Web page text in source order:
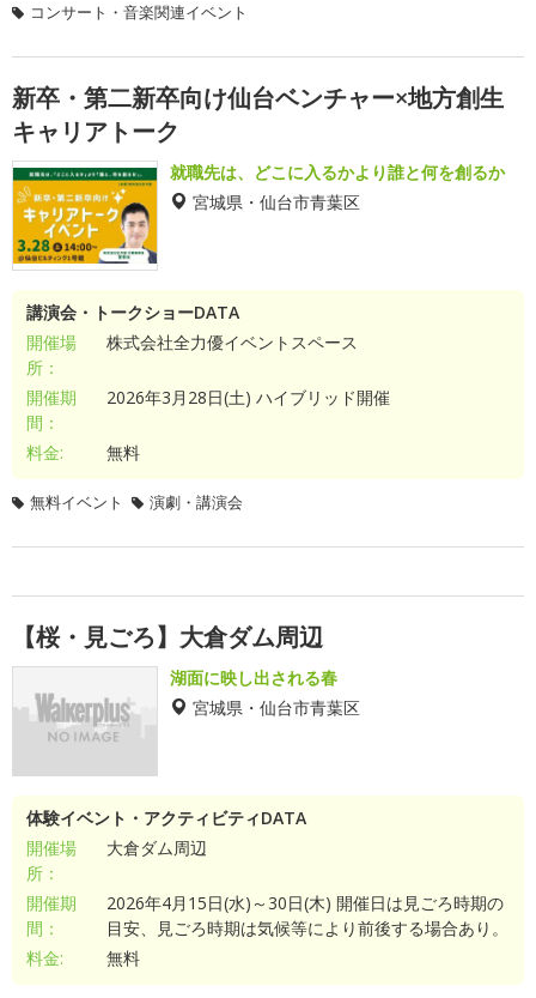
コンサート・音楽関連イベント
新卒・第二新卒向け仙台ベンチャー×地方創生
キャリアトーク
就職先は、どこに入るかより誰と何を創るか
宮城県・仙台市青葉区
講演会・トークショーDATA
開催場
所：
株式会社全力優イベントスペース
開催期
間：
2026年3月28日(土) ハイブリッド開催
料金: 無料
無料イベント 演劇・講演会
【桜・見ごろ】大倉ダム周辺
湖面に映し出される春
宮城県・仙台市青葉区
体験イベント・アクティビティDATA
開催場
所：
大倉ダム周辺
開催期
間：
2026年4月15日(水)～30日(木) 開催日は見ごろ時期の
目安、見ごろ時期は気候等により前後する場合あり。
料金:
無料